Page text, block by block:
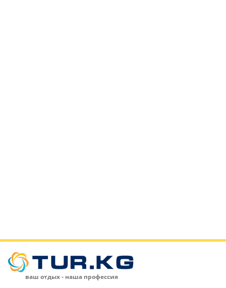
ваш отдых - наша профессия